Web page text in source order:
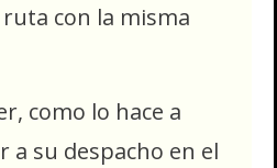
con la misma
como lo hace a
a su despacho en el